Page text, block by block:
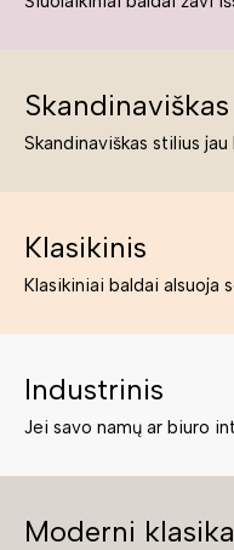
Skandinaviškas
Klasikinis
Industrinis
Moderni klasika